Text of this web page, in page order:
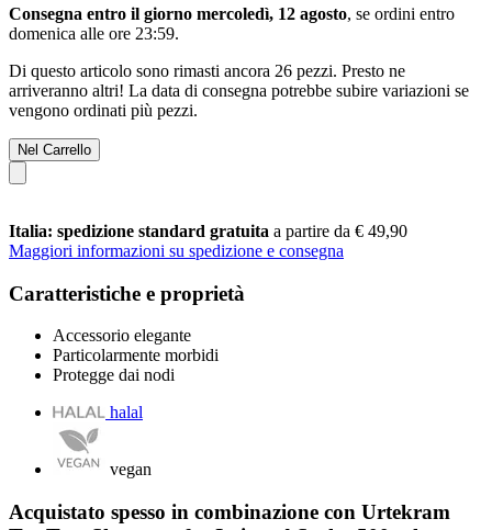
Consegna entro il giorno mercoledì, 12 agosto, se ordini entro
domenica alle ore 23:59.
Di questo articolo sono rimasti ancora 26 pezzi. Presto ne
arriveranno altri! La data di consegna potrebbe subire variazioni se
vengono ordinati più pezzi.
Nel Carrello
Italia: spedizione standard gratuita a partire da € 49,90
Maggiori informazioni su spedizione e consegna
Caratteristiche e proprietà
Accessorio elegante
Particolarmente morbidi
Protegge dai nodi
halal
vegan
Acquistato spesso in combinazione con Urtekram